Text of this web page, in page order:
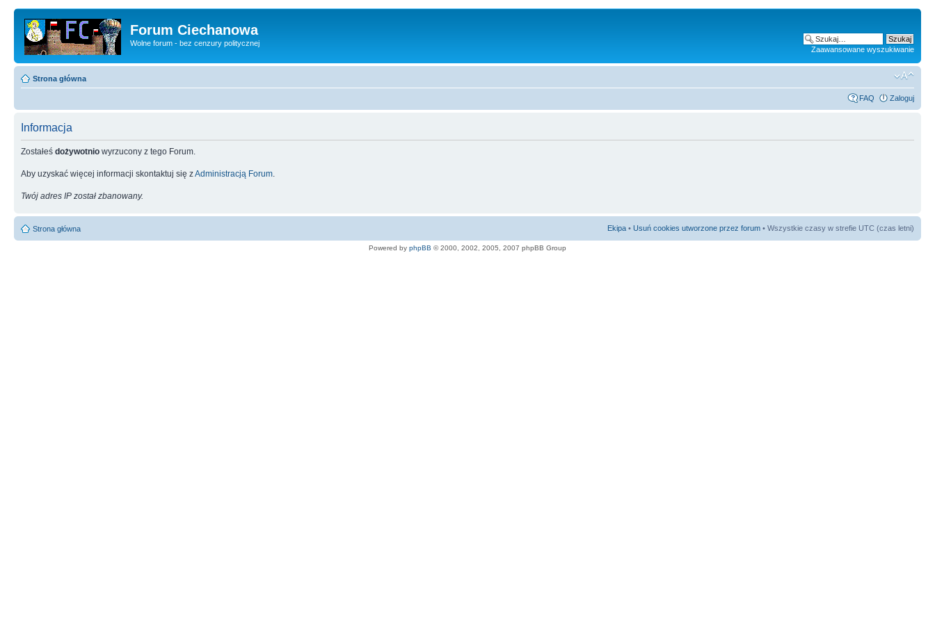
Forum Ciechanowa
Wolne forum - bez cenzury politycznej
Zaawansowane wyszukiwanie
Strona główna
FAQ Zaloguj
Informacja
Zostałeś dożywotnio wyrzucony z tego Forum.
Aby uzyskać więcej informacji skontaktuj się zAdministracją Forum
Twój adres IP został zbanowany.
Strona główna Ekipa • Usuń cookies utworzone przez forum • Wszystkie czasy w strefie UTC (czas letni)
Powered by phpBB © 2000, 2002, 2005, 2007 phpBB Group